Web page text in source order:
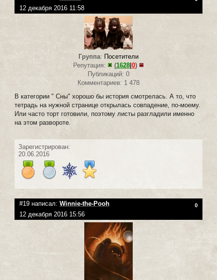
12 декабря 2016 11:58
Группа: Посетители
Репутация:
(1628 0)
Публикаций: 0
Комментариев: 1 478
В категории " Сны" хорошо бы история смотрелась. А то, что
тетрадь на нужной странице открылась совпадение, по-моему.
Или часто торт готовили, поэтому листы разгладили именно
на этом развороте.
Зарегистрирован:
20.06.2016
#19 написал: Winnie-the-Pooh 0
12 декабря 2016 15:56